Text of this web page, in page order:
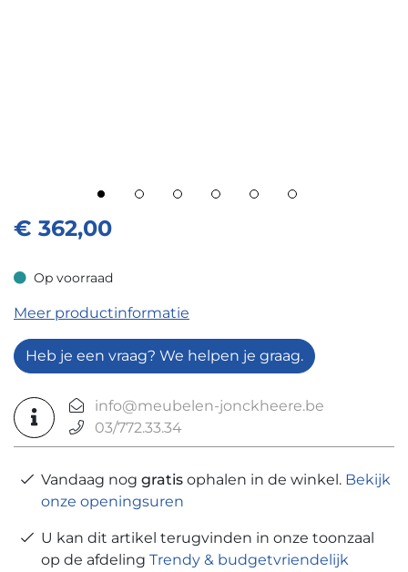
€ 362,00
Op voorraad
Op voorraad
Meer productinformatie
Heb je een vraag? We helpen je graag.
info@meubelen-jonckheere.be
03/772.33.34
Vandaag nog gratis ophalen in de winkel. Bekijk
onze openingsuren
U kan dit artikel terugvinden in onze toonzaal
op de afdeling Trendy & budgetvriendelijk